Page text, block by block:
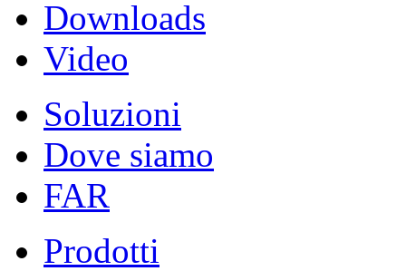
Downloads
Video
Soluzioni
Dove siamo
FAR
Prodotti